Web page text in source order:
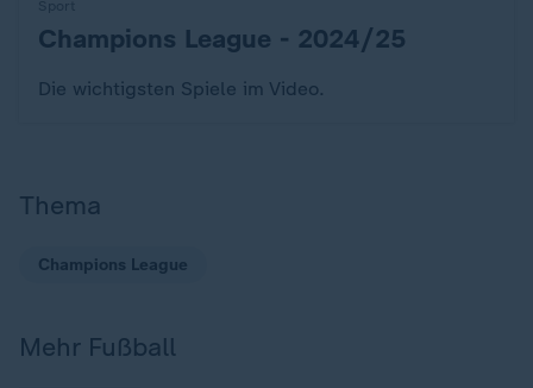
:Champions League - 2024/25
Die wichtigsten Spiele im Video.
Thema
Champions League
Mehr Fußball